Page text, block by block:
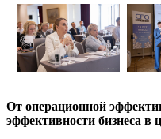
От операционной
эффективности бизнеса в